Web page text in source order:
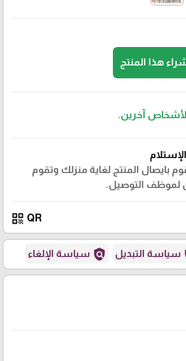
هذا المنتج
لأشخاص آخرين.
بايصال المنتج لغاية منزلك وتقوم
لموظف التوصيل.
QR
qr_code
سياسة التبديل policy سياسة الإلغاء